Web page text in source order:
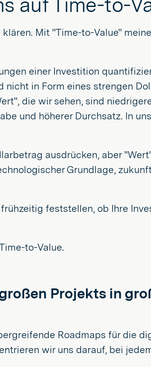
Mit "Time-to-Value"
einer Investition
in Form eines strengen
die wir sehen, sind
und höherer Durchsatz. In
ausdrücken, aber
Grundlage,
feststellen, ob Ihre
to-Value.
Projekts in
Roadmaps für die
wir uns darauf, bei